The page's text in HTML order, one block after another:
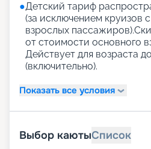
●Детский тариф
(за исключением круизов
взрослых
от стоимости основного
Действует для возраста
(включительно).
Показать все условия
Выбор каютыСписок